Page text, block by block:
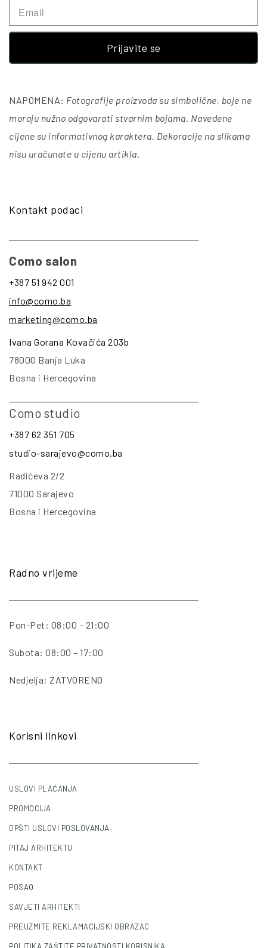
Prijavite se
NAPOMENA: Fotografije proizvoda su simbolične, boje ne
moraju nužno odgovarati stvarnim bojama. Navedene
cijene su informativnog karaktera. Dekoracije na slikama
nisu uračunate u cijenu artikla.
Kontakt podaci
Como salon
+387 51 942 001
info@como.ba
marketing@como.ba
Ivana Gorana Kovačića 203b
78000 Banja Luka
Bosna i Hercegovina
Como studio
+387 62 351 705
studio-sarajevo@como.ba
Radićeva 2/2
71000 Sarajevo
Bosna i Hercegovina
Radno vrijeme
Pon-Pet: 08:00 – 21:00
Subota: 08:00 – 17:00
Nedjelja: ZATVORENO
Korisni linkovi
USLOVI PLAĆANJA
PROMOCIJA
OPŠTI USLOVI POSLOVANJA
PITAJ ARHITEKTU
KONTAKT
POSAO
SAVJETI ARHITEKTI
PREUZMITE REKLAMACIJSKI OBRAZAC